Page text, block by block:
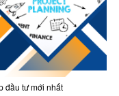
đầu tư mới nhất